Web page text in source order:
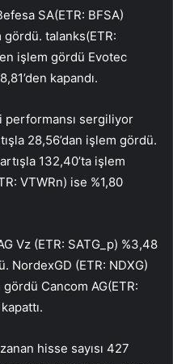
SA(ETR: BFSA)
gördü. talanks(ETR:
işlem gördü Evotec
kapandı.
performansı sergiliyor
28,56’dan işlem gördü.
132,40’ta işlem
VTWRn) ise %1,80
Vz (ETR: SATG_p) %3,48
NordexGD (ETR: NDXG)
gördü Cancom AG(ETR:
hisse sayısı 427